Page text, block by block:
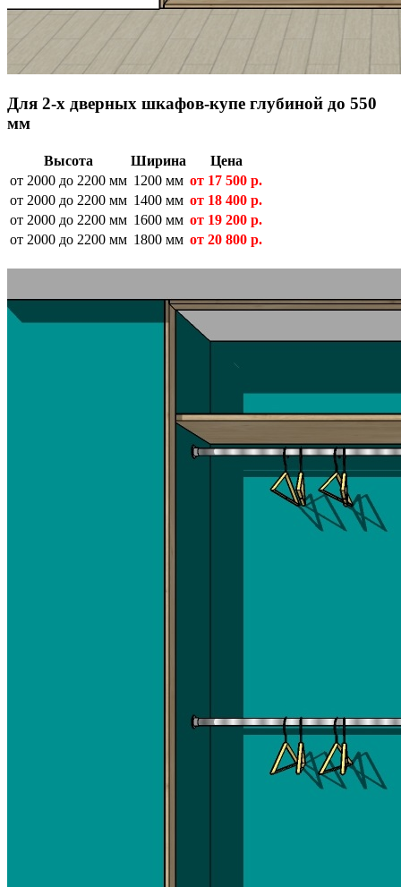
Для 2-х дверных шкафов-купе глубиной до 550
мм
Высота Ширина
Цена
от 2000 до 2200 мм 1200 мм от 17 500 р.
от 2000 до 2200 мм 1400 мм от 18 400 р.
от 2000 до 2200 мм 1600 мм от 19 200 р.
от 2000 до 2200 мм 1800 мм от 20 800 р.